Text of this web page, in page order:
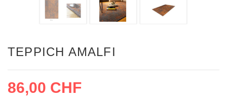
TEPPICH AMALFI
86,00 CHF